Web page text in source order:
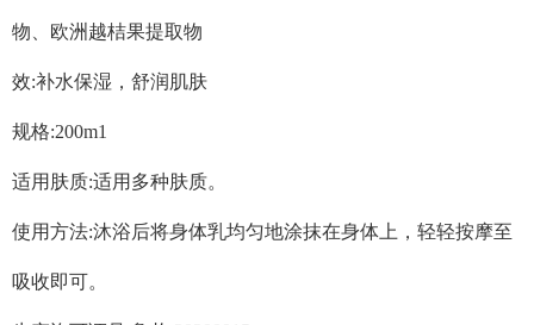
物、欧洲越桔果提取物
效:补水保湿，舒润肌肤
规格:200m1
适用肤质:适用多种肤质。
使用方法:沐浴后将身体乳均匀地涂抹在身体上，轻轻按摩至
吸收即可。